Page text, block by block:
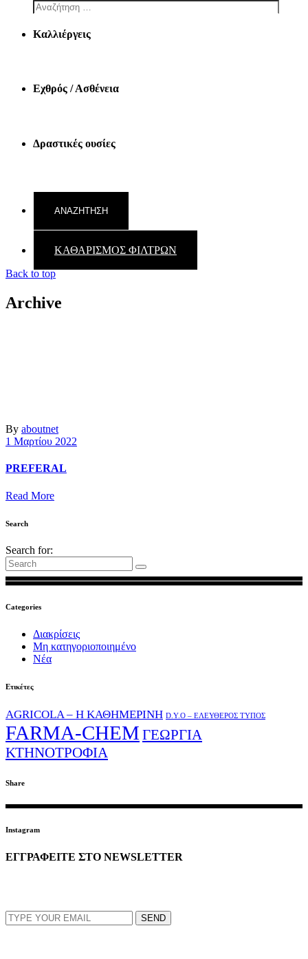
Καλλιέργεις
Εχθρός / Ασθένεια
Δραστικές ουσίες
ΚΑΘΑΡΙΣΜΟΣ ΦΙΛΤΡΩΝ
Back to top
Archive
By aboutnet
1 Μαρτίου 2022
PREFERAL
Read More
Search
Search for:
Categories
Διακρίσεις
Μη κατηγοριοποιημένο
Νέα
Ετικέτες
AGRICOLA – Η ΚΑΘΗΜΕΡΙΝΗ D.Y.O – ΕΛΕΥΘΕΡΟΣ ΤΥΠΟΣ
FARMA-CHEM ΓΕΩΡΓΙΑ
ΚΤΗΝΟΤΡΟΦΙΑ
Share
Instagram
ΕΓΓΡΑΦΕΙΤΕ ΣΤΟ NEWSLETTER